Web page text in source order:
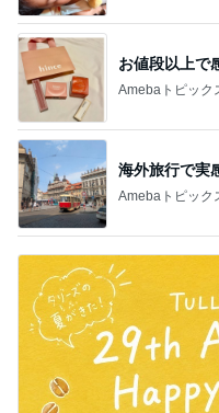
お値段以上で
Amebaトピック
海外旅行で実
Amebaトピック